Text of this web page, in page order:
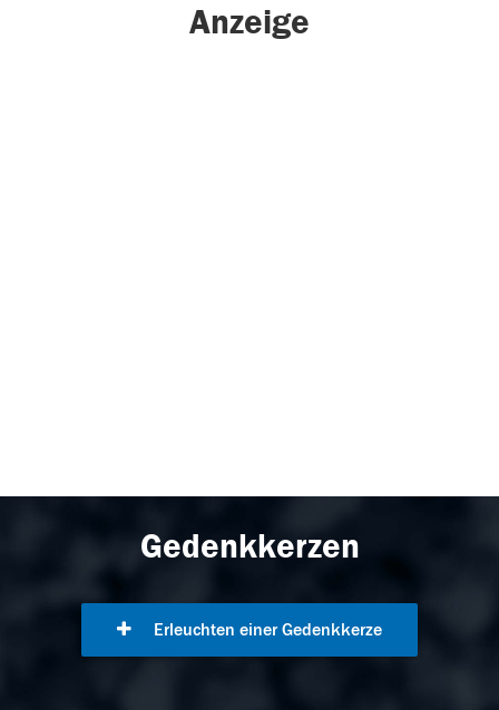
Anzeige
Gedenkkerzen
Erleuchten einer Gedenkkerze